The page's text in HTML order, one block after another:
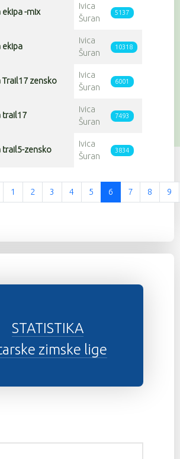
ekipa -mix
Ivica
Šuran
5137
ekipa
Ivica
Šuran
10318
Trail17 zensko
Ivica
Šuran
6001
trail17
Ivica
Šuran
7493
trail5-zensko
Ivica
Šuran
3834
Stranica 6 od 12
1 2 3 4 5 6 7 8 9
STATISTIKA
zimske lige